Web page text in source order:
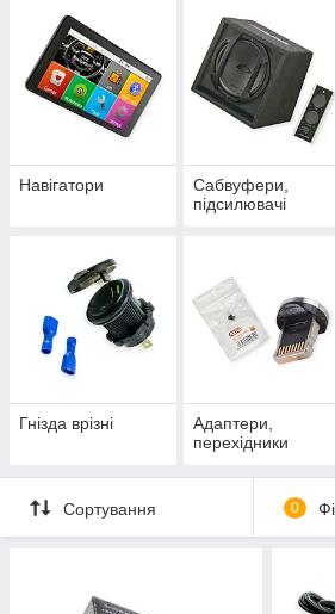
Навігатори
Сабвуфери,
підсилювачі
Гнізда врізні
Адаптери,
перехідники
Сортування 0